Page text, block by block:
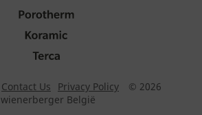
Contact Us Privacy Policy
© 2026
wienerberger België